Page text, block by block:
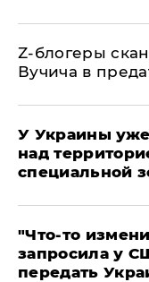
Z-блогеры
Вучича в
У Украины
над
специальной
​"Что-то
запросила у
передать